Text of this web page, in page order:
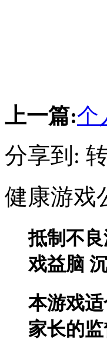
上一篇:个
分享到:
健康游戏
抵制不
戏益脑
本游戏
家长的